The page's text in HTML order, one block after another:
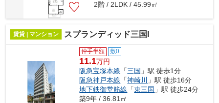
2階 / 2LDK / 45.99㎡
賃貸 | マンション スプランディッド三国I
仲手半額 敷0
11.1万円
阪急宝塚本線 「三国 」駅 徒歩1分
阪急神戸本線 「神崎川
」駅 徒歩16分
地下鉄御堂筋線 「東三国 」駅 徒歩24分
築9年 / 36.81㎡